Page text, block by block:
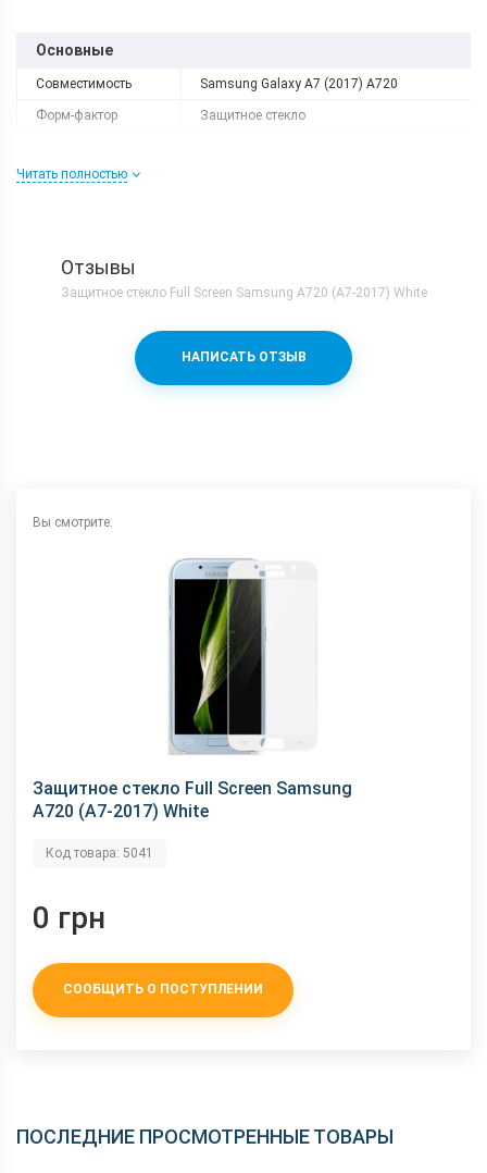
Основные
Совместимость Samsung Galaxy A7 (2017) A720
Форм-фактор Защитное стекло
Читать полностью
Отзывы
Защитное стекло Full Screen Samsung A720 (A7-2017) White
НАПИСАТЬ ОТЗЫВ
Вы смотрите:
Защитное стекло Full Screen Samsung
A720 (A7-2017) White
Код товара: 5041
0 грн
СООБЩИТЬ О ПОСТУПЛЕНИИ
ПОСЛЕДНИЕ ПРОСМОТРЕННЫЕ ТОВАРЫ